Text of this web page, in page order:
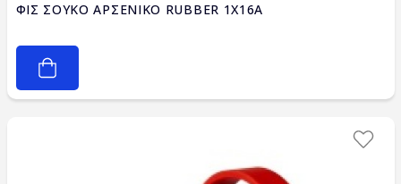
ΦΙΣ ΣΟΥΚΟ ΑΡΣΕΝΙΚΟ RUBBER 1Χ16Α